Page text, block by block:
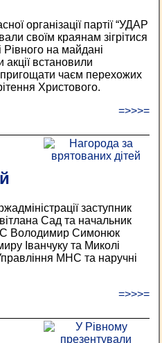
організації партії “УДАР
своїм краянам зігрітися
на майдані
акції встановили
чаєм перехожих
Христового.
=>>>=
заступник
Сад та начальник
Володимир Симонюк
Іванчуку та Миколі
МНС та наручні
=>>>=